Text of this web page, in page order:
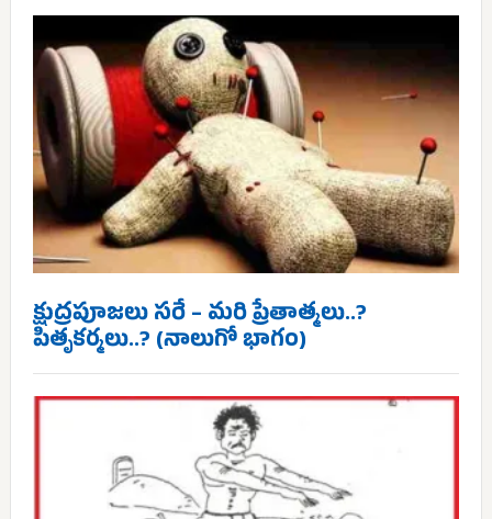
క్షుద్రపూజలు సరే – మరి ప్రేతాత్మలు..?
పితృకర్మలు..? (నాలుగో భాగం)